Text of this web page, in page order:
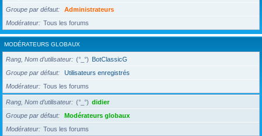
Groupe par défaut
Administrateurs
Modérateur
Tous les forums
MODÉRATEURS GLOBAUX
Rang, Nom d’utilisateur (°_°) BotClassicG
Groupe par défaut
Utilisateurs enregistrés
Modérateur
Tous les forums
Rang, Nom d’utilisateur (°_°) didier
Groupe par défaut
Modérateurs globaux
Modérateur
Tous les forums